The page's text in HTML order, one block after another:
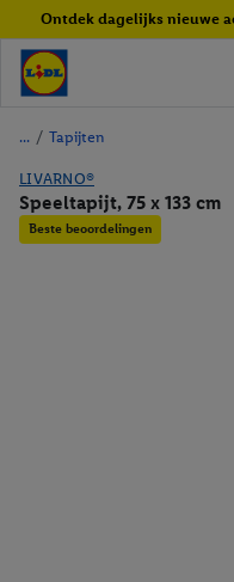
Ontdek dagelijks nieuwe
/ Tapijten
LIVARNO®
Speeltapijt, 75 x 133 cm
Beste beoordelingen